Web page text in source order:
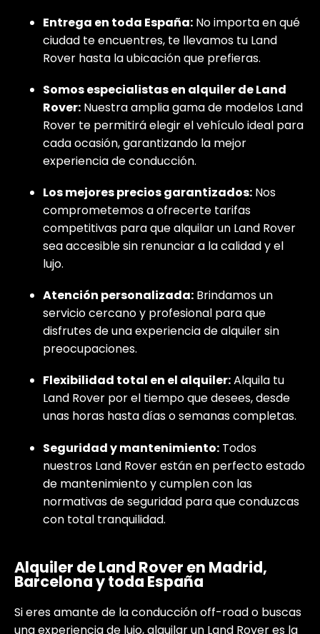
Entrega en toda España: No importa en qué
ciudad te encuentres, te llevamos tu Land
Rover hasta la ubicación que prefieras.
Somos especialistas en alquiler de Land
Rover: Nuestra amplia gama de modelos Land
Rover te permitirá elegir el vehículo ideal para
cada ocasión, garantizando la mejor
experiencia de conducción.
Los mejores precios garantizados: Nos
comprometemos a ofrecerte tarifas
competitivas para que alquilar un Land Rover
sea accesible sin renunciar a la calidad y el
lujo.
Atención personalizada: Brindamos un
servicio cercano y profesional para que
disfrutes de una experiencia de alquiler sin
preocupaciones.
Flexibilidad total en el alquiler:Alquila tu
Land Rover por el tiempo que desees, desde
unas horas hasta días o semanas completas.
Seguridad y mantenimiento: Todos
nuestros Land Rover están en perfecto estado
de mantenimiento y cumplen con las
normativas de seguridad para que conduzcas
con total tranquilidad.
Alquiler de Land Rover en Madrid,
Barcelona y toda España
Si eres amante de la conducción off-road o buscas
una experiencia de lujo, alquilar un Land Rover es la